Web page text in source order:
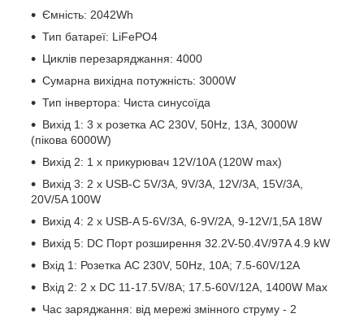
Ємність: 2042Wh
Тип батареї: LiFePO4
Циклів перезаряджання: 4000
Сумарна вихідна потужність: 3000W
Тип інвертора: Чиста синусоїда
Вихід 1: 3 х розетка AC 230V, 50Hz, 13А, 3000W
(пікова 6000W)
Вихід 2: 1 х прикурювач 12V/10A (120W max)
Вихід 3: 2 х USB-C 5V/3A, 9V/3A, 12V/3A, 15V/3A,
20V/5A 100W
Вихід 4: 2 х USB-A 5-6V/3A, 6-9V/2A, 9-12V/1,5A 18W
Вихід 5: DC Порт розширення 32.2V-50.4V/97A 4.9 kW
Вхід 1: Розетка АС 230V, 50Hz, 10A; 7.5-60V/12A
Вхід 2: 2 х DC 11-17.5V/8A; 17.5-60V/12A, 1400W Max
Час заряджання: від мережі змінного струму - 2